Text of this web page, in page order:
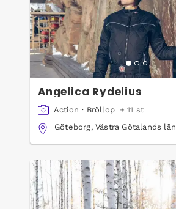
Angelica Rydelius
Action · Bröllop + 11 st
Göteborg, Västra Götalands län